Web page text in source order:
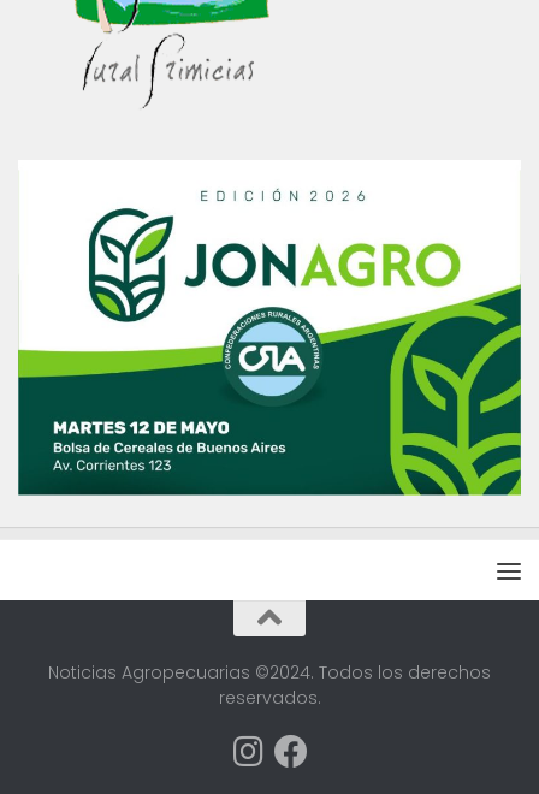
Noticias Agropecuarias ©2024. Todos los derechos
reservados.